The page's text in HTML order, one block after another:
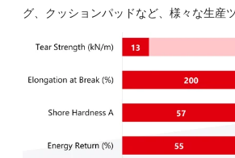
グ、クッションパッドなど、様々な生産